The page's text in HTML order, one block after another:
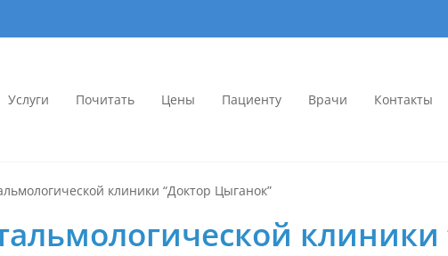
Услуги Почитать Цены Пациенту Врачи Контакты
клиники “Доктор Цыганок”
клиники